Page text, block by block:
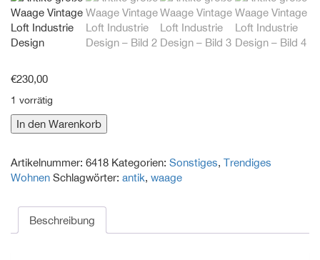
€230,00
1 vorrätig
Antike
große
Vintage
Loft
Design
Menge
In den Warenkorb
Artikelnummer: 6418 Kategorien: Sonstiges, Trendiges
Wohnen Schlagwörter: antik, waage
Beschreibung